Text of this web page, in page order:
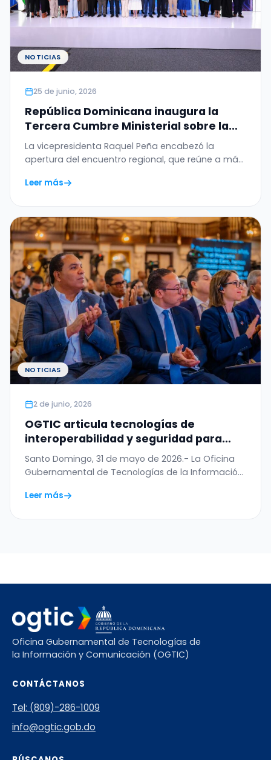
NOTICIAS
25 de junio, 2026
República Dominicana inaugura la
Tercera Cumbre Ministerial sobre la
Ética de la Inteligencia Artificial en
América Latina y el Caribe
La vicepresidenta Raquel Peña encabezó la
apertura del encuentro regional, que reúne a más
Leer más
NOTICIAS
2 de junio, 2026
OGTIC articula tecnologías de
interoperabilidad y seguridad para
digitalizar el Permiso de Salida del
Menor
Santo Domingo, 31 de mayo de 2026.- La Oficina
Gubernamental de Tecnologías de la Información
Leer más
Oficina Gubernamental de Tecnologías de
la Información y Comunicación (OGTIC)
CONTÁCTANOS
Tel: (809)-286-1009
info@ogtic.gob.do